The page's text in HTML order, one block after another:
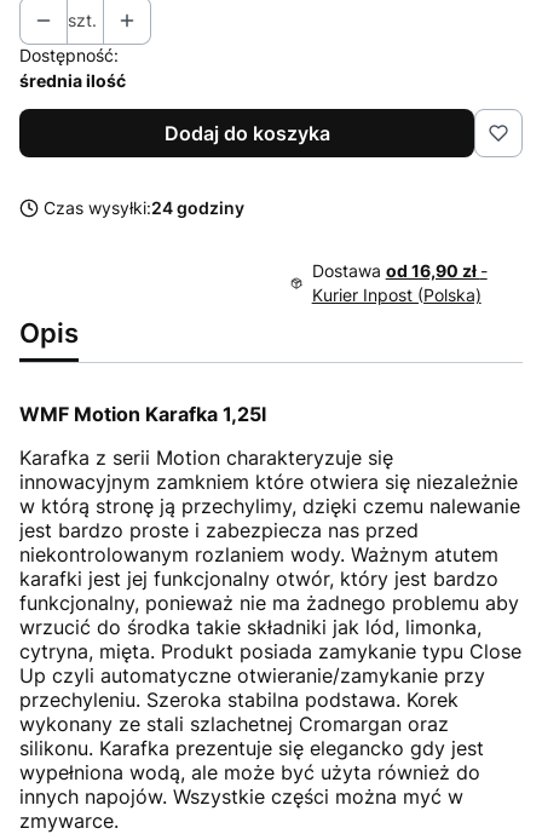
szt.
Dostępność:
średnia ilość
Dodaj do koszyka
Czas wysyłki:24 godziny
Dostawa od 16,90 zł -
Kurier Inpost (Polska)
Opis
WMF Motion Karafka 1,25l
Karafka z serii Motion charakteryzuje się
innowacyjnym zamkniem które otwiera się niezależnie
w którą stronę ją przechylimy, dzięki czemu nalewanie
jest bardzo proste i zabezpiecza nas przed
niekontrolowanym rozlaniem wody. Ważnym atutem
karafki jest jej funkcjonalny otwór, który jest bardzo
funkcjonalny, ponieważ nie ma żadnego problemu aby
wrzucić do środka takie składniki jak lód, limonka,
cytryna, mięta. Produkt posiada zamykanie typu Close
Up czyli automatyczne otwieranie/zamykanie przy
przechyleniu. Szeroka stabilna podstawa. Korek
wykonany ze stali szlachetnej Cromargan oraz
silikonu. Karafka prezentuje się elegancko gdy jest
wypełniona wodą, ale może być użyta również do
innych napojów. Wszystkie części można myć w
zmywarce.